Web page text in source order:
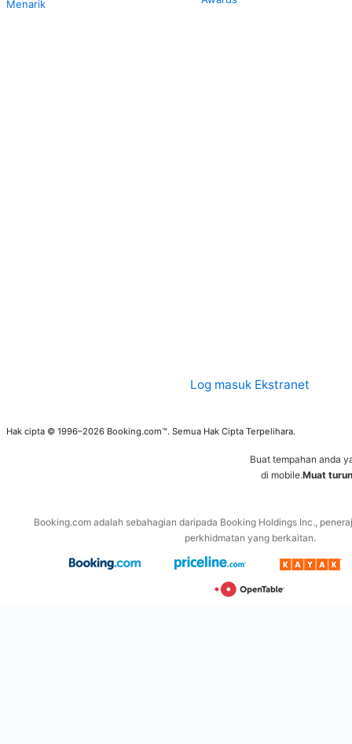
Menarik
Log masuk Ekstranet
Hak cipta © 1996–2026 Booking.com™. Semua Hak Cipta Terpelihara.
Buat tempahan anda
di mobile.Muat
Booking.com adalah sebahagian daripada Booking Holdings Inc.,
perkhidmatan yang berkaitan.